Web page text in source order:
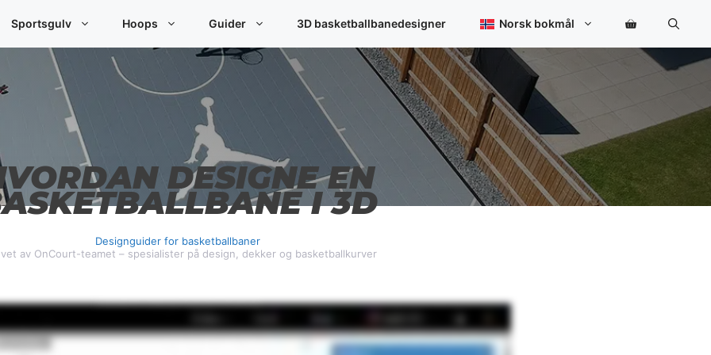
Sportsgulv Hoops Guider 3D basketballbanedesigner Norsk bokmål
DESIGNE EN
I 3D
Designguider for basketballbaner
av OnCourt-teamet – spesialister på design, dekker og basketballkurver
This video demonstrates the design process visually and does not contain spoken audio.